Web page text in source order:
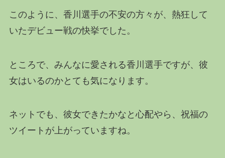
このように、香川選手の不安の方々が、熱狂して
いたデビュー戦の快挙でした。
ところで、みんなに愛される香川選手ですが、彼
女はいるのかとても気になります。
ネットでも、彼女できたかなと心配やら、祝福の
ツイートが上がっていますね。